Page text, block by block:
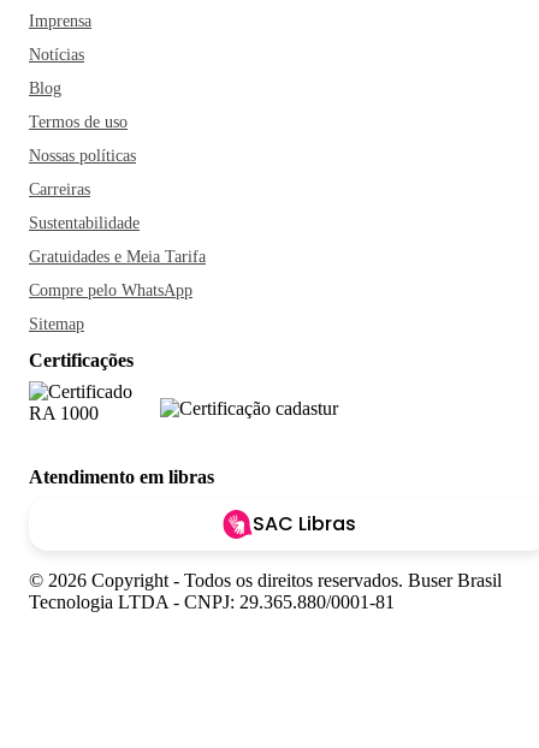
Imprensa
Notícias
Blog
Termos de uso
Nossas políticas
Carreiras
Sustentabilidade
Gratuidades e Meia Tarifa
Compre pelo WhatsApp
Sitemap
Certificações
Atendimento em libras
SAC Libras
© 2026 Copyright - Todos os direitos reservados. Buser Brasil
Tecnologia LTDA - CNPJ: 29.365.880/0001-81